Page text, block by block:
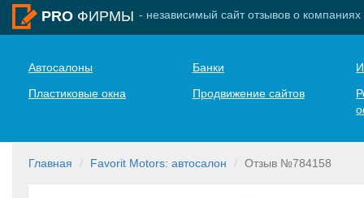
PRO ФИРМЫ - независимый сайт отзывов о компаниях
Автосалоны Банки
Пластиковые окна
Продвижение сайтов
Главная Favorit Motors: автосалон Отзыв №784158